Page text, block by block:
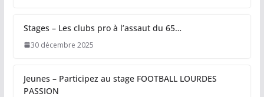
Stages – Les clubs pro à l’assaut du 65…
30 décembre 2025
Jeunes – Participez au stage FOOTBALL LOURDES
PASSION